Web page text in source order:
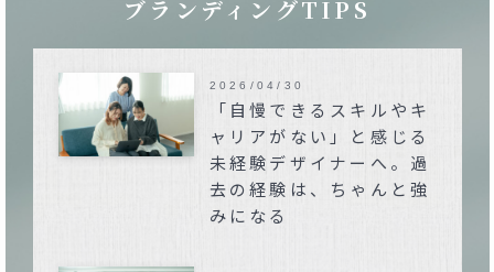
ブランディングTIPS
「自慢できるスキルやキ
ャリアがない」と感じる
未経験デザイナーへ。過
去の経験は、ちゃんと強
みになる
2026/04/30